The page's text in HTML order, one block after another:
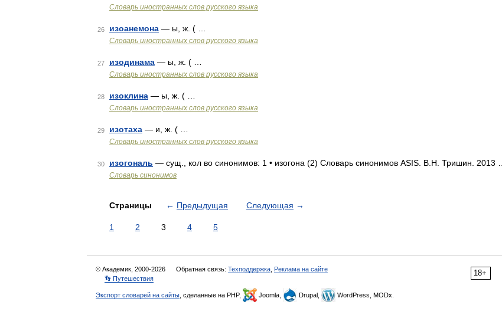
Словарь иностранных слов русского языка
26 изоанемона — ы, ж. ( …
Словарь иностранных слов русского языка
27 изодинама — ы, ж. ( …
Словарь иностранных слов русского языка
28 изоклина — ы, ж. ( …
Словарь иностранных слов русского языка
29 изотаха — и, ж. ( …
Словарь иностранных слов русского языка
30 изогональ — сущ., кол во синонимов: 1 • изогона (2) Словарь синонимов ASIS. В.Н. Тришин. 2013 …
Словарь синонимов
Страницы ← Предыдущая Следующая →
1 2 3 4 5
18+
© Академик, 2000-2026 Обратная связь: Техподдержка Реклама на сайте
👣 Путешествия
Экспорт словарей на сайты , сделанные на PHP, Joomla, Drupal, WordPress, MODx.